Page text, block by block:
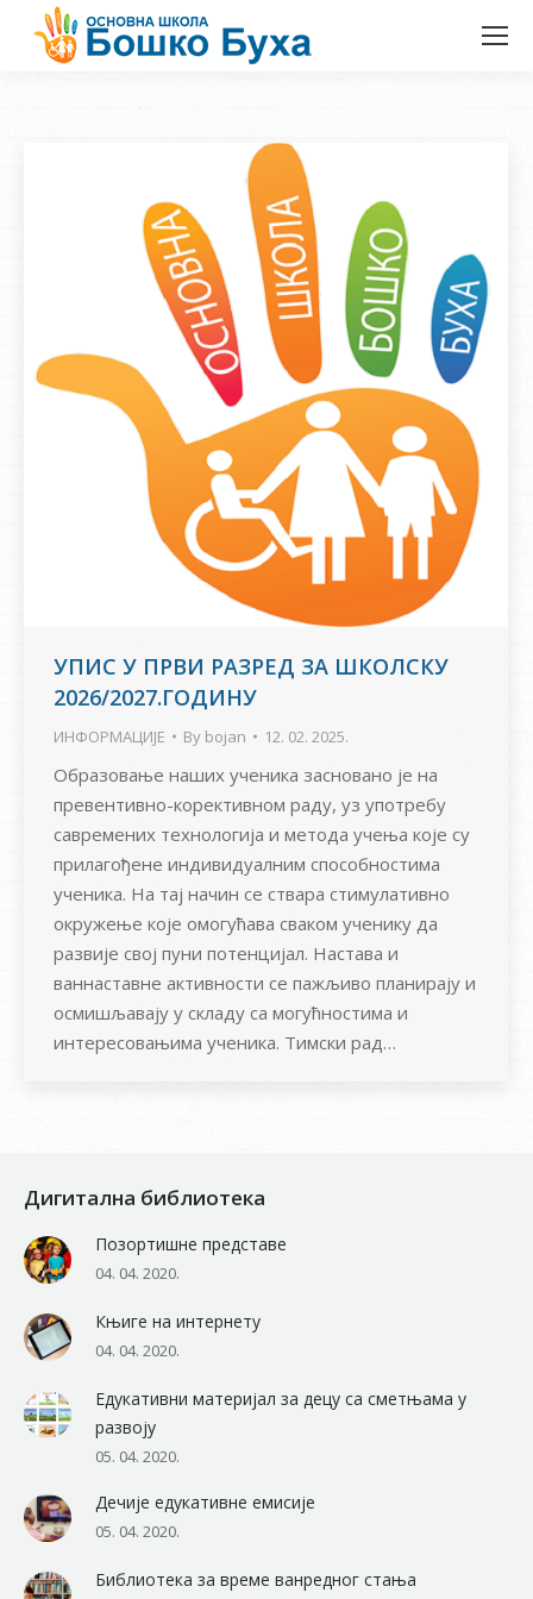
УПИС У ПРВИ РАЗРЕД ЗА ШКОЛСКУ
2026/2027.ГОДИНУ
ИНФОРМАЦИЈЕ By bojan 12. 02. 2025.
Образовање наших ученика засновано је на
превентивно-корективном раду, уз употребу
савремених технологија и метода учења које су
прилагођене индивидуалним способностима
ученика. На тај начин се ствара стимулативно
окружење које омогућава сваком ученику да
развије свој пуни потенцијал. Настава и
ваннаставне активности се пажљиво планирају и
осмишљавају у складу са могућностима и
интересовањима ученика. Тимски рад…
Дигитална библиотека
Позортишне представе
04. 04. 2020.
Књиге на интернету
04. 04. 2020.
Едукативни материјал за децу са сметњама у
развоју
05. 04. 2020.
Дечије едукативне емисије
05. 04. 2020.
Библиотека за време ванредног стања